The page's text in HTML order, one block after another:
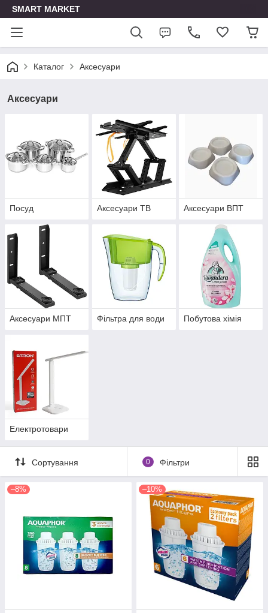
SMART MARKET
Каталог Аксесуари
Аксесуари
Посуд Аксесуари ТВ Аксесуари ВПТ
Аксесуари МПТ Фільтра для води Побутова хімія
Електротовари
Сортування 0 Фільтри
–8% –10%